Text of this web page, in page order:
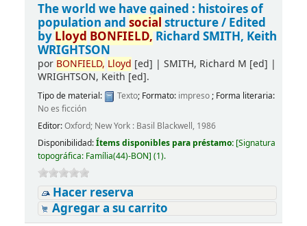
The world we have gained : histoires of
population and social structure / Edited
by Lloyd BONFIELD,Richard SMITH, Keith
WRIGHTSON
por BONFIELD, Lloyd [ed] | SMITH, Richard M [ed] |
WRIGHTSON, Keith [ed].
Tipo de material: Texto; Formato: impreso; Forma literaria:
No es ficción
Editor:Oxford; New York : Basil Blackwell, 1986
Disponibilidad:Ítems disponibles para préstamo: [Signatura
topográfica: Família(44)-BON] (1).
Hacer reserva
Agregar a su carrito